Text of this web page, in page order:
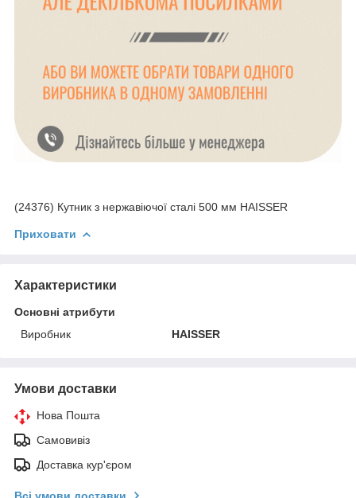
(24376) Кутник з нержавіючої сталі 500 мм HAISSER
Приховати
Характеристики
Основні атрибути
Виробник
HAISSER
Умови доставки
Нова Пошта
Самовивіз
Доставка кур'єром